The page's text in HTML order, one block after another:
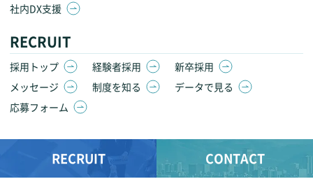
社内DX支援
RECRUIT
採用トップ 経験者採用
新卒採用
メッセージ
制度を知る
データで見る
応募フォーム
RECRUIT CONTACT